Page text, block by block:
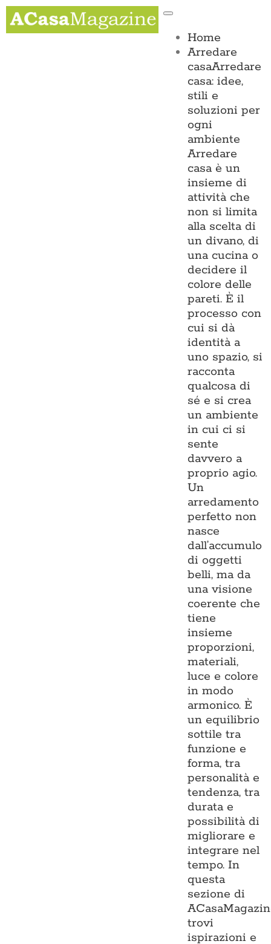
Salta
contenuto
Toggle
Home
Arredare
casaArredare
casa: idee,
stili e
soluzioni per
ogni
ambiente
Arredare
casa è un
insieme di
attività che
non si limita
alla scelta di
un divano, di
una cucina o
decidere il
colore delle
pareti. È il
processo con
cui si dà
identità a
uno spazio, si
racconta
qualcosa di
sé e si crea
un ambiente
in cui ci si
sente
davvero a
proprio agio.
Un
arredamento
perfetto non
nasce
dall’accumulo
di oggetti
belli, ma da
una visione
coerente che
tiene
insieme
proporzioni,
materiali,
luce e colore
in modo
armonico. È
un equilibrio
sottile tra
funzione e
forma, tra
personalità e
tendenza, tra
durata e
possibilità di
migliorare e
integrare nel
tempo. In
questa
sezione di
trovi
ispirazioni e